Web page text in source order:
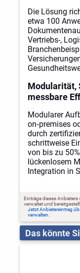
Die Lösung
etwa 100
Vertriebs-,
Modularität,
messbare
Modularer
on‑premises
durch
schrittweise
von bis zu
lückenlosem
Integration in
Einträge dieses
verwaltet und
Jetzt Anbietereintrag
verwalten.
Das könnte